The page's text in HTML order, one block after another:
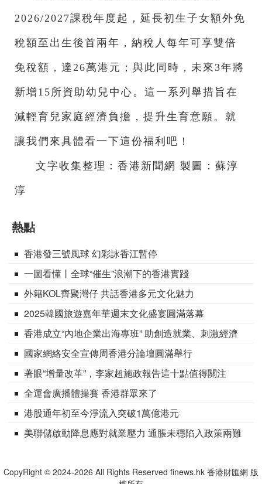
2026/2027課稅年度起，延長初生子女額外免
稅額至出生後首兩年，納稅人每年可享雙倍
免稅額，達26萬港元；與此同時，未來3年將
新增15所資助幼兒中心。這一系列舉措旨在
減輕育兒家庭經濟負擔，提升生育意願。就
讓我們來具體看一下這份福利吧！
文字收集整理：香港新聞網 製圖：蘇淳
淳
熱點
香港發三號風球 幻彩詠香江暫停
一圖看懂丨全球“催生”浪潮下的香港實踐
外籍KOL齊聚灣仔 共話香港多元文化魅力
2025韓國旅遊嘉年華週末文化盛宴圓滿落幕
香港成立“內地企業出海專班” 助創造就業、刺激經濟
國家網絡安全宣傳周香港分論壇圓滿舉行
著眼“增量改革”，李家超施政報告這十點值得關注
全運會廣播體操賽 香港群眾來了
港股通年初至今淨流入突破1萬億港元
美聯儲啟動降息應對就業壓力 通脹未穩陷入政策兩難
CopyRight © 2024-2026 All Rights Reserved finews.hk 香港財匯網 版